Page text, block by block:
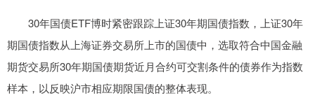
30年国债ETF博时紧密跟踪上证30年期国债指数，上证30年
期国债指数从上海证券交易所上市的国债中，选取符合中国金融
期货交易所30年期国债期货近月合约可交割条件的债券作为指数
样本，以反映沪市相应期限国债的整体表现。